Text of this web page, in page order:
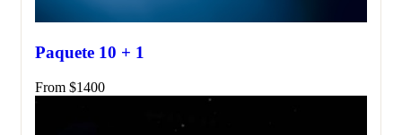
Paquete 10 + 1
From $1400